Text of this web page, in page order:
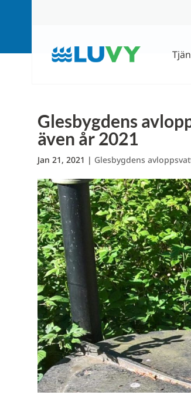
Glesbygdens
även år 2021
Jan 21, 2021 | Glesbygdens